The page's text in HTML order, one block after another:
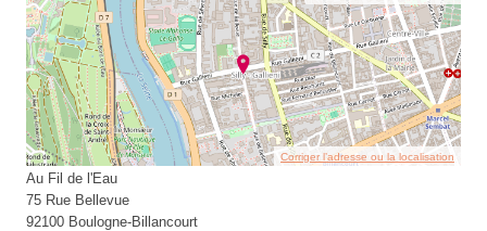
Corriger l’adresse ou la localisation
Au Fil de l'Eau
75 Rue Bellevue
92100 Boulogne-Billancourt